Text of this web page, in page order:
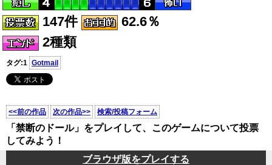
147件
62.6％
2種類
タグ:1 Gotmail
<<前の作品 次の作品>> 検索/投稿フォーム
「禁断のドール」をプレイして、このゲームについて投票
してみよう！
ブラウザ版をプレイする